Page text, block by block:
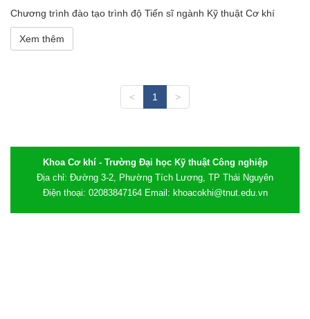
Chương trình đào tạo trình độ Tiến sĩ ngành Kỹ thuật Cơ khí
Xem thêm
< 1 >
Khoa Cơ khí - Trường Đại học Kỹ thuật Công nghiệp
Địa chỉ: Đường 3-2, Phường Tích Lương, TP Thái Nguyên
Điện thoại: 02083847164 Email: khoacokhi@tnut.edu.vn